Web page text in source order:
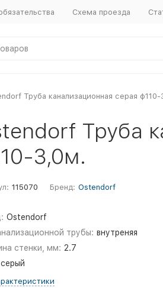
Схема проезда
Труба канализационная серая
Труба
3,0м.
115070 Бренд: Ostendorf
Ostendorf
трубы: внутреняя
стенки, мм: 2.7
серый